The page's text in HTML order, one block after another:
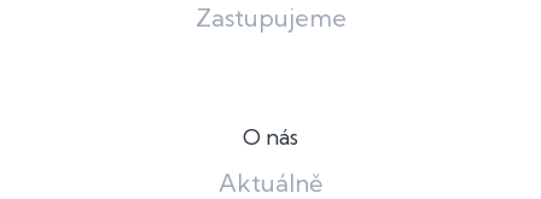
Zastupujeme
O nás
Aktuálně